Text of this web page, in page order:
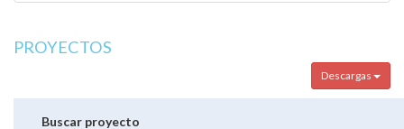
PROYECTOS
Descargas
Buscar proyecto